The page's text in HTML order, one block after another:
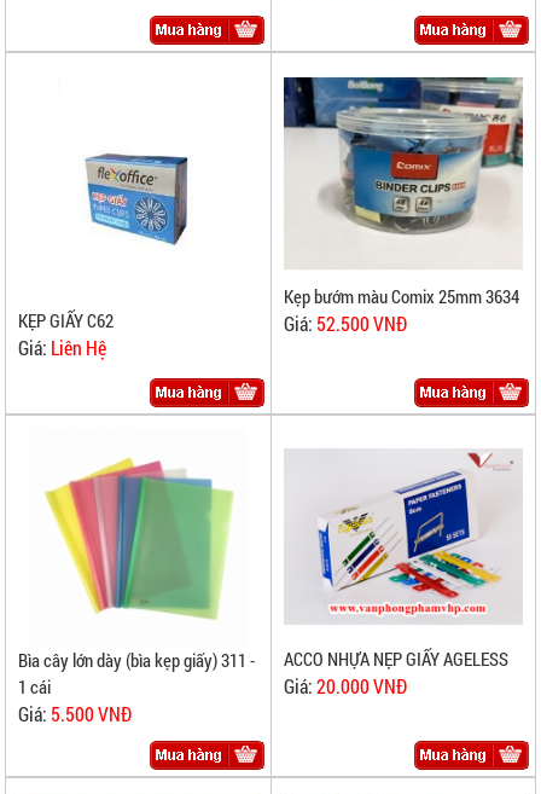
KẸP GIẤY C62
Giá: Liên Hệ
Kẹp bướm màu Comix 25mm 3634
Giá: 52.500 VNĐ
Bìa cây lớn dày (bìa kẹp giấy) 311 -
1 cái
Giá: 5.500 VNĐ
ACCO NHỰA NẸP GIẤY AGELESS
Giá:20.000 VNĐ